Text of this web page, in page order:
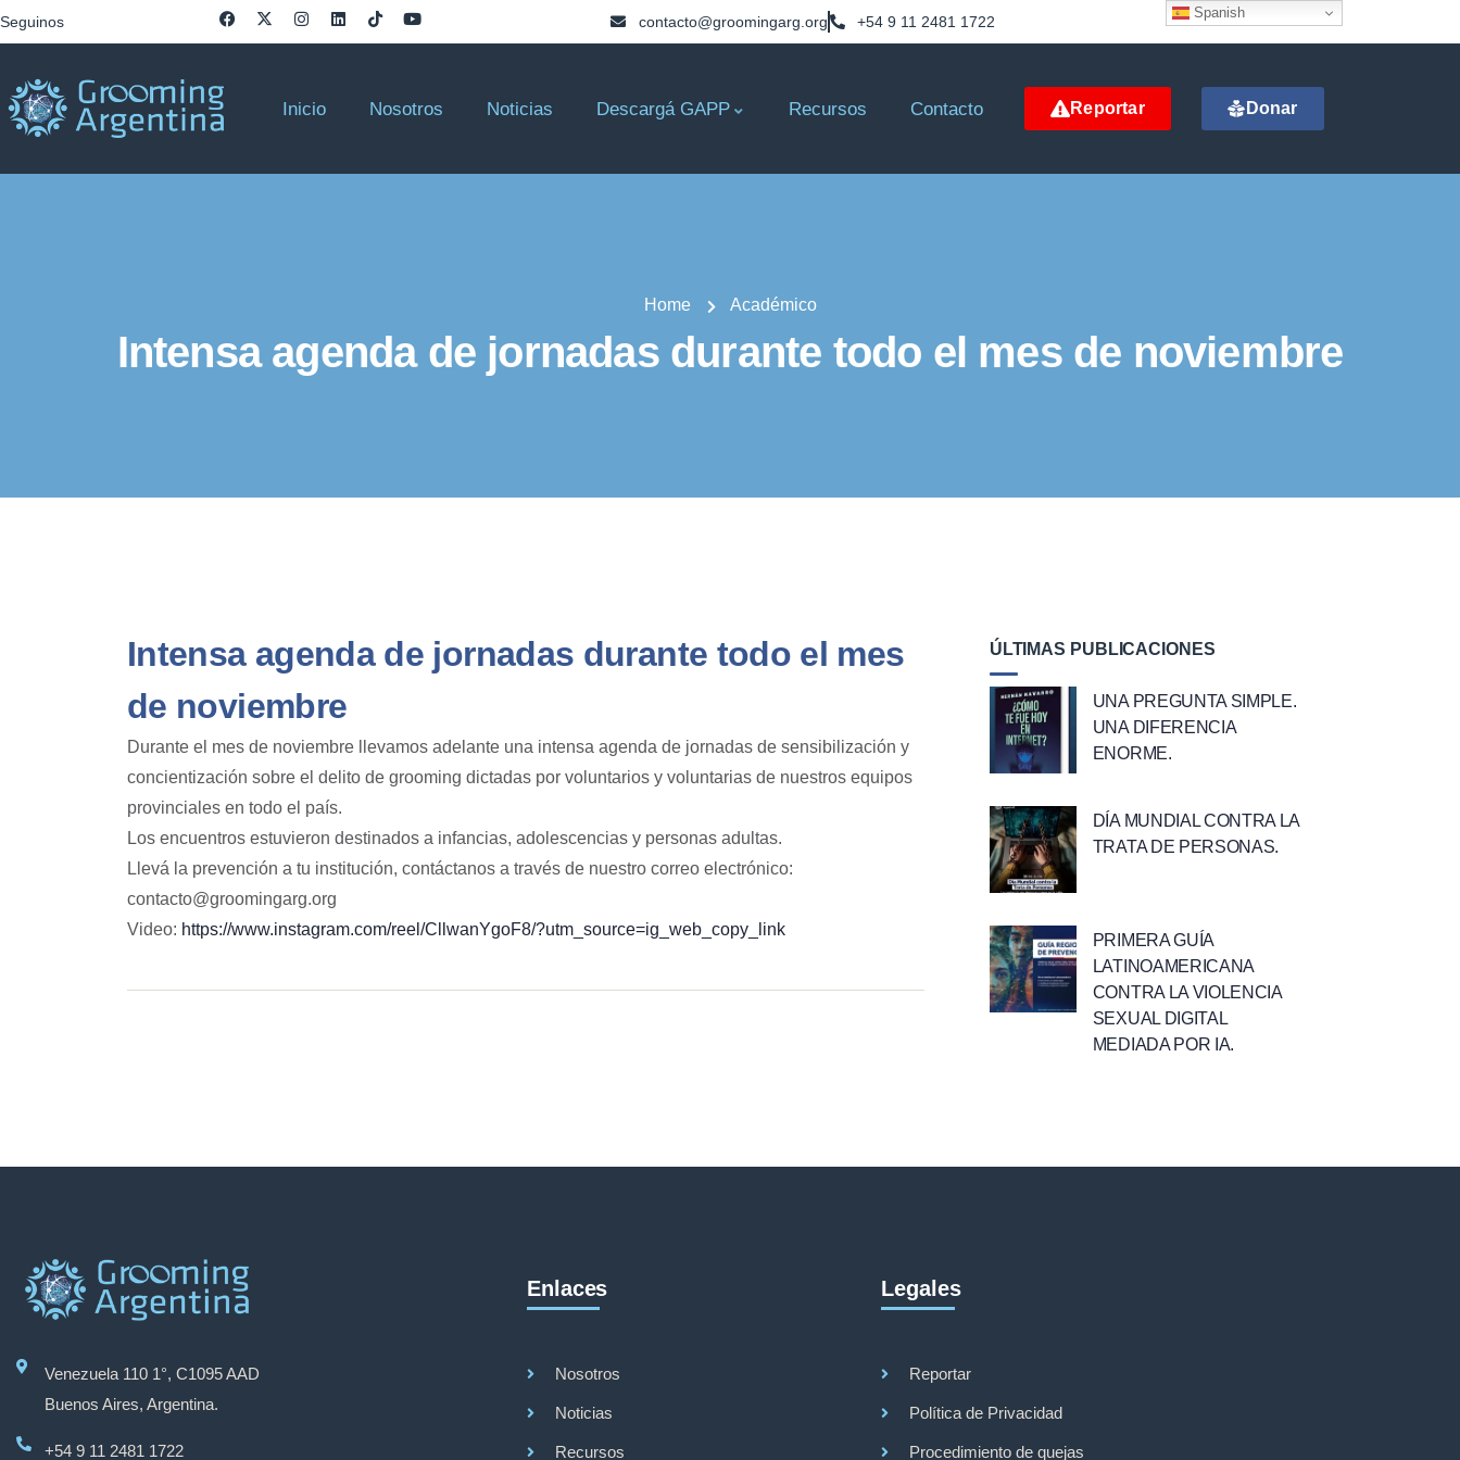
Seguinos contacto@groomingarg.org +54 9 11 2481 1722
Inicio Nosotros Noticias Descargá GAPP Recursos Contacto Reportar Donar
Home Académico
Intensa agenda de jornadas durante todo el mes de noviembre
Intensa agenda de jornadas durante todo el mes
de noviembre
Durante el mes de noviembre llevamos adelante una intensa agenda de jornadas de sensibilización y
concientización sobre el delito de grooming dictadas por voluntarios y voluntarias de nuestros equipos
provinciales en todo el país.
Los encuentros estuvieron destinados a infancias, adolescencias y personas adultas.
Llevá la prevención a tu institución, contáctanos a través de nuestro correo electrónico:
contacto@groomingarg.org
Video: https://www.instagram.com/reel/CllwanYgoF8/?utm_source=ig_web_copy_link
ÚLTIMAS PUBLICACIONES
UNA PREGUNTA SIMPLE.
UNA DIFERENCIA
ENORME.
DÍA MUNDIAL CONTRA LA
TRATA DE PERSONAS.
PRIMERA GUÍA
LATINOAMERICANA
CONTRA LA VIOLENCIA
SEXUAL DIGITAL
MEDIADA POR IA.
Venezuela 110 1°, C1095 AAD
Buenos Aires, Argentina.
+54 9 11 2481 1722
Enlaces
Nosotros
Noticias
Recursos
Legales
Reportar
Política de Privacidad
Procedimiento de quejas
Spanish